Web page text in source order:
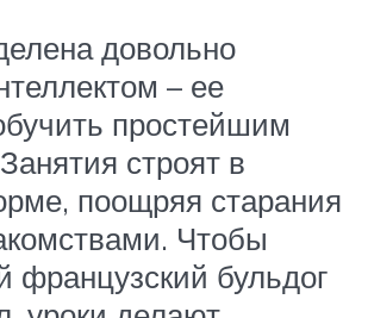
довольно
– ее
простейшим
строят в
поощряя старания
Чтобы
французский бульдог